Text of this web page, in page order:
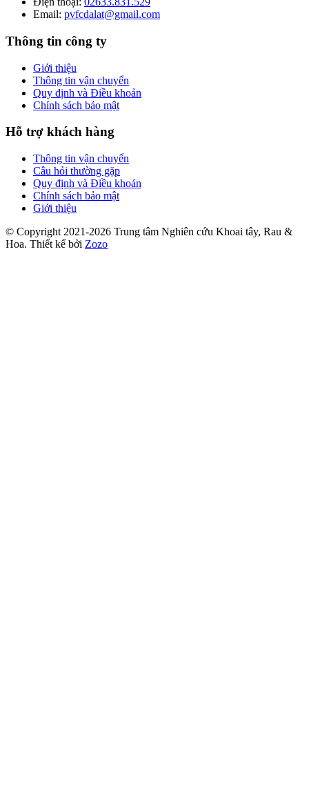
Email: pvfcdalat@gmail.com
Thông tin công ty
Giới thiệu
Thông tin vận chuyển
Quy định và Điều khoản
Chính sách bảo mật
Hỗ trợ khách hàng
Thông tin vận chuyển
Câu hỏi thường gặp
Quy định và Điều khoản
Chính sách bảo mật
Giới thiệu
© Copyright 2021-2026 Trung tâm Nghiên cứu Khoai tây, Rau &
Hoa. Thiết kế bởi Zozo